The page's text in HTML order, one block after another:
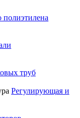
труб
Регулирующая и